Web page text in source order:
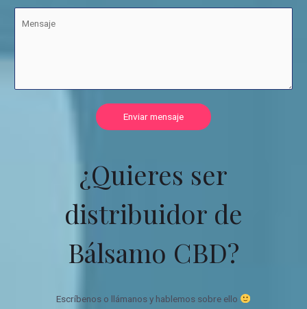
Enviar mensaje
¿Quieres ser
distribuidor de
Bálsamo CBD?
Escríbenos o llámanos y hablemos sobre ello